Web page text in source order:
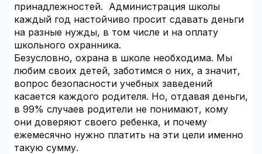
принадлежностей. Администрация школы
каждый год настойчиво просит сдавать деньги
на разные нужды, в том числе и на оплату
школьного охранника.
Безусловно, охрана в школе необходима. Мы
любим своих детей, заботимся о них, а значит,
вопрос безопасности учебных заведений
касается каждого родителя. Но, отдавая деньги,
в 99% случаев родители не понимают, кому
они доверяют своего ребенка, и почему
ежемесячно нужно платить на эти цели именно
такую сумму.